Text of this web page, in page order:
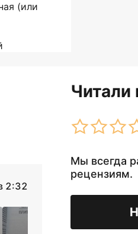
(или
Читали
Мы всегда
рецензиям.
2:32